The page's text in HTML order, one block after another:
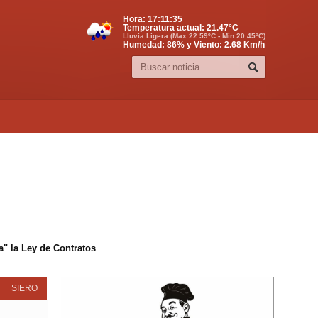
Hora: 17:11:36
Temperatura actual: 21.47°C
Lluvia Ligera (Max.22.59ºC - Min.20.45ºC)
Humedad: 86% y Viento: 2.68 Km/h
la Ley de Contratos
SIERO